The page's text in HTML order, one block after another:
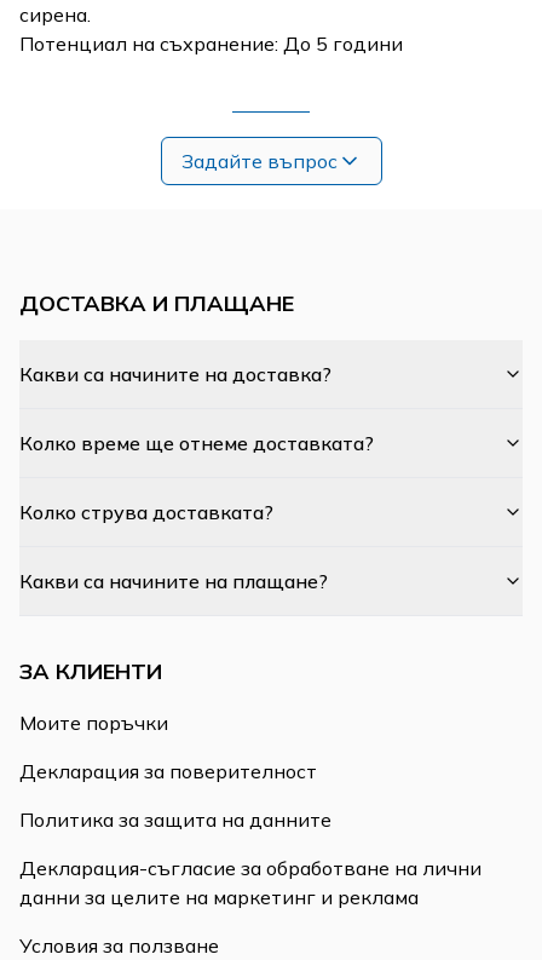
сирена.
Потенциал на съхранение: До 5 години
Задайте въпрос
ДОСТАВКА И ПЛАЩАНЕ
Какви са начините на доставка?
Колко време ще отнеме доставката?
Колко струва доставката?
Какви са начините на плащане?
ЗА КЛИЕНТИ
Моите поръчки
Декларация за поверителност
Политика за защита на данните
Декларация-съгласие за обработване на лични
данни за целите на маркетинг и реклама
Условия за ползване